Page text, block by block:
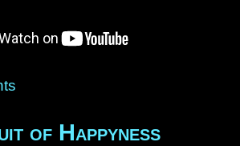
of Happyness